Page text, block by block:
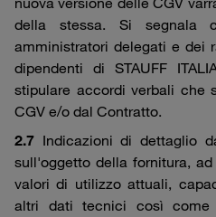
della stessa. Si segnala
amministratori delegati e dei
dipendenti di STAUFF
stipulare accordi verbali che
CGV e/o dal Contratto.
2.7 Indicazioni di dettaglio
sull'oggetto della fornitura,
valori di utilizzo attuali,
altri dati tecnici così come